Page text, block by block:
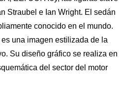
Straubel e Ian Wright. El sedán
conocido en el mundo.
una imagen estilizada de la
Su diseño gráfico se realiza en
del sector del motor